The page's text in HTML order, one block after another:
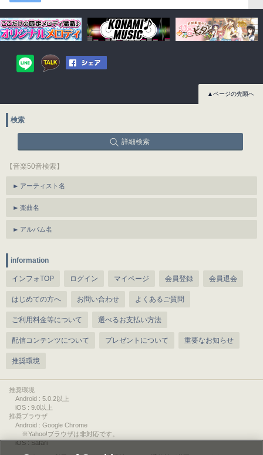
▲ページの先頭へ
検索
詳細検索
【音楽50音検索】
アーティスト名
楽曲名
アルバム名
information
インフォTOP ログイン マイページ 会員登録 会員退会
はじめての方へ お問い合わせ よくあるご質問
ご利用料金等について 選べるお支払い方法
配信コンテンツについて プレゼントについて 重要なお知らせ
推奨環境
推奨環境
Android : 5.0.2以上
iOS : 9.0以上
推奨ブラウザ
Android : Google Chrome
※Yahoo!ブラウザは非対応です。
iOS : Safari